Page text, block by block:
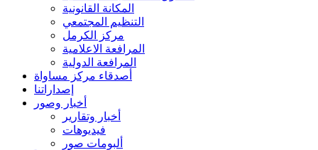
المكانة القانونية
التنظيم المجتمعي
مركز الكرمل
المرافعة الاعلامية
المرافعة الدولية
أصدقاء مركز مساواة
إصداراتنا
أخبار وصور
أخبار وتقارير
فيديوهات
ألبومات صور